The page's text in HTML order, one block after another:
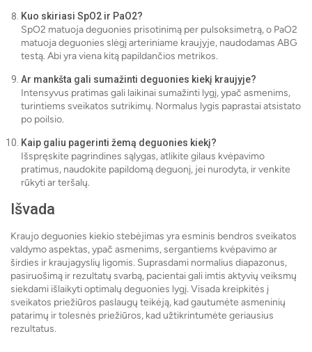
Kuo skiriasi SpO2 ir PaO2?
SpO2 matuoja deguonies prisotinimą per pulsoksimetrą, o PaO2
matuoja deguonies slėgį arteriniame kraujyje, naudodamas ABG
testą. Abi yra viena kitą papildančios metrikos.
Ar mankšta gali sumažinti deguonies kiekį kraujyje?
Intensyvus pratimas gali laikinai sumažinti lygį, ypač asmenims,
turintiems sveikatos sutrikimų. Normalus lygis paprastai atsistato
po poilsio.
Kaip galiu pagerinti žemą deguonies kiekį?
Išspręskite pagrindines sąlygas, atlikite gilaus kvėpavimo
pratimus, naudokite papildomą deguonį, jei nurodyta, ir venkite
rūkyti ar teršalų.
Išvada
Kraujo deguonies kiekio stebėjimas yra esminis bendros sveikatos
valdymo aspektas, ypač asmenims, sergantiems kvėpavimo ar
širdies ir kraujagyslių ligomis. Suprasdami normalius diapazonus,
pasiruošimą ir rezultatų svarbą, pacientai gali imtis aktyvių veiksmų
siekdami išlaikyti optimalų deguonies lygį. Visada kreipkitės į
sveikatos priežiūros paslaugų teikėją, kad gautumėte asmeninių
patarimų ir tolesnės priežiūros, kad užtikrintumėte geriausius
rezultatus.